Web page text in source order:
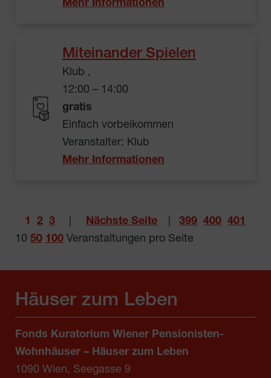
Mehr Informationen
Miteinander Spielen
Klub ,
12:00 – 14:00
gratis
Einfach vorbeikommen
Veranstalter: Klub
Mehr Informationen
1 2 3 Nächste Seite 399 400 401
10 50 100 Veranstaltungen pro Seite
Häuser zum Leben
Fonds Kuratorium Wiener Pensionisten-
Wohnhäuser – Häuser zum Leben
1090 Wien, Seegasse 9